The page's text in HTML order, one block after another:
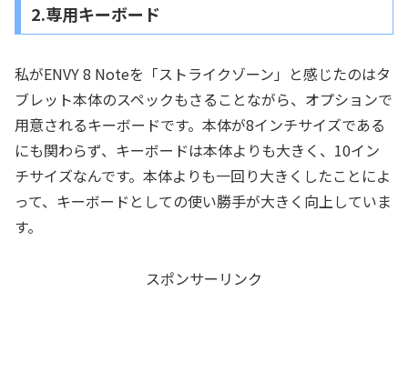
2.専用キーボード
私がENVY 8 Noteを「ストライクゾーン」と感じたのはタ
ブレット本体のスペックもさることながら、オプションで
用意されるキーボードです。本体が8インチサイズである
にも関わらず、キーボードは本体よりも大きく、10イン
チサイズなんです。本体よりも一回り大きくしたことによ
って、キーボードとしての使い勝手が大きく向上していま
す。
スポンサーリンク